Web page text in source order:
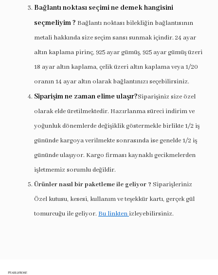
Bağlantı noktası seçimi ne demek hangisini
seçmeliyim ? Bağlantı noktası bilekliğin bağlantısının
metali hakkında size seçim sansı sunmak içindir. 24 ayar
altın kaplama pirinç, 925 ayar gümüş, 925 ayar gümüş üzeri
18 ayar altın kaplama, çelik üzeri altın kaplama veya 1/20
oranın 14 ayar altın olarak bağlantınızı seçebilirsiniz.
Siparişim ne zaman elime ulaşır?Siparişiniz size özel
olarak elde üretilmektedir. Hazırlanma süreci indirim ve
yoğunluk dönemlerde değişiklik göstermekle birlikte 1/2 iş
gününde kargoya verilmekte sonrasında ise genelde 1/2 iş
gününde ulaşıyor. Kargo firması kaynaklı gecikmelerden
işletmemiz sorumlu değildir.
Ürünler nasıl bir paketleme ile geliyor ? Siparişleriniz
Özel kutusu, kesesi, kullanım ve teşekkür kartı, gerçek gül
tomurcuğu ile geliyor. Bu linkten izleyebilirsiniz.